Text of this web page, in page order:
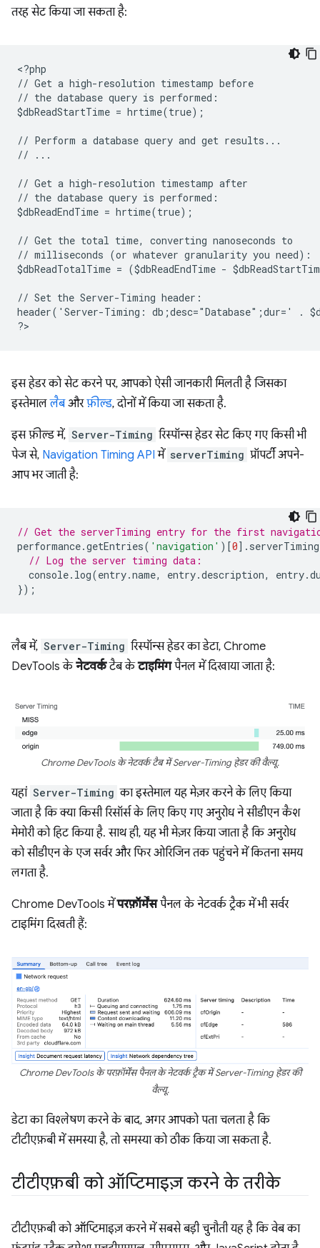
तरह सेट किया जा सकता है:
<?php
// Get a high-resolution timestamp before
// the database query is performed:
$dbReadStartTime = hrtime(true);
// Perform a database query and get results...
// ...
// Get a high-resolution timestamp after
// the database query is performed:
$dbReadEndTime = hrtime(true);
// Get the total time, converting nanoseconds to
// milliseconds (or whatever granularity you need):
$dbReadTotalTime = ($dbReadEndTime -
// Set the Server-Timing header:
header('Server-Timing: db;desc="Database";dur=' .
?
इस हेडर को सेट करने पर, आपको ऐसी जानकारी मिलती है जिसका
इस्तेमाललैबऔरफ़ील्ड, दोनों में किया जा सकता है.
इस फ़ील्ड में, Server-Timing रिस्पॉन्स हेडर सेट किए गए किसी भी
पेज से, Navigation Timing API में serverTiming प्रॉपर्टी अपने-
आप भर जाती है:
// Get the serverTiming entry for the first
performance.getEntries( 'navigation' )[0]. serverTiming
// Log the server timing data:
console. log(entry.name, entry.description, entry.
});
लैब में, Server-Timing रिस्पॉन्स हेडर का डेटा, Chrome
DevTools केनेटवर्कटैब केटाइमिंगपैनल में दिखाया जाता है:
Chrome DevTools के नेटवर्क टैब में Server-Timing हेडर की वैल्यू.
यहां Server-Timing का इस्तेमाल यह मेज़र करने के लिए किया
जाता है कि क्या किसी रिसॉर्स के लिए किए गए अनुरोध ने सीडीएन कैश
मेमोरी को हिट किया है. साथ ही, यह भी मेज़र किया जाता है कि अनुरोध
को सीडीएन के एज सर्वर और फिर ओरिजिन तक पहुंचने में कितना समय
लगता है.
Chrome DevTools मेंपरफ़ॉर्मेंसपैनल के नेटवर्क ट्रैक में भी सर्वर
टाइमिंग दिखती हैं:
Chrome DevTools के परफ़ॉर्मेंस पैनल के नेटवर्क ट्रैक में Server-Timing हेडर की
वैल्यू.
डेटा का विश्लेषण करने के बाद, अगर आपको पता चलता है कि
टीटीएफ़बी में समस्या है, तो समस्या को ठीक किया जा सकता है.
टीटीएफ़बी को ऑप्टिमाइज़ करने के तरीके
टीटीएफ़बी को ऑप्टिमाइज़ करने में सबसे बड़ी चुनौती यह है कि वेब का